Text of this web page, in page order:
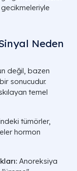
Neden
değil, bazen
sonucudur.
temel
tümörler,
hormon
Anoreksiya